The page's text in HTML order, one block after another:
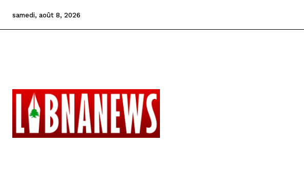
samedi, août 8, 2026